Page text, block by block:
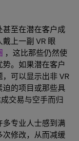
甚至在潜在客户成
上一副 VR 眼
，这比那些仍然使
。如果潜在客户
可以显示出非 VR
的项目或那些具
交易与空手而归
专业人士感到满
次修改，从而减缓